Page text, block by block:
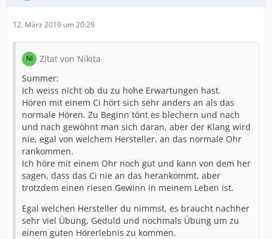
12. März 2019 um 20:29
Zitat von Nikita
Summer:
Ich weiss nicht ob du zu hohe Erwartungen hast.
Hören mit einem Ci hört sich sehr anders an als das
normale Hören. Zu Beginn tönt es blechern und nach
und nach gewöhnt man sich daran, aber der Klang wird
nie, egal von welchem Hersteller, an das normale Ohr
rankommen.
Ich höre mit einem Ohr noch gut und kann von dem her
sagen, dass das Ci nie an das herankommt, aber
trotzdem einen riesen Gewinn in meinem Leben ist.
Egal welchen Hersteller du nimmst, es braucht nachher
sehr viel Übung, Geduld und nochmals Übung um zu
einem guten Hörerlebnis zu kommen.